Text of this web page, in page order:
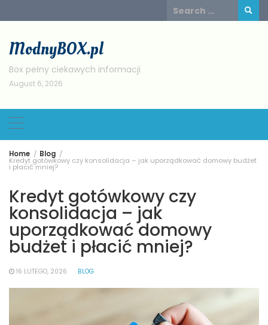
to
Search
for:
ModnyBOX.pl
Box pełny ciekawych informacji
August 6, 2026
Home Blog
Kredyt gotówkowy czy konsolidacja – jak uporządkować domowy budżet
i płacić mniej?
Kredyt gotówkowy czy
konsolidacja – jak
uporządkować domowy
budżet i płacić mniej?
16 LUTEGO, 2026 BLOG